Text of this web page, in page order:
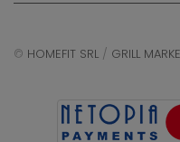
© HOMEFIT SRL / GRILL